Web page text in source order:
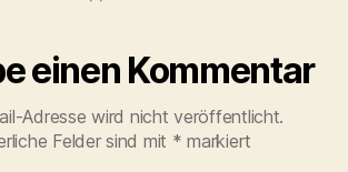
einen Kommentar
Adresse wird nicht veröffentlicht.
Felder sind mit * markiert